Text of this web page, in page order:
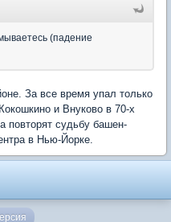
(падение
За все время упал только
и Внуково в 70-х
повторят судьбу башен-
в Нью-Йорке.